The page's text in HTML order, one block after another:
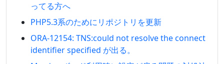
ってる方へ
PHP5.3系のためにリポジトリを更新
ORA-12154: TNS:could not resolve the connect
identifier specified が出る。